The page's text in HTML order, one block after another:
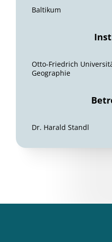
Baltikum
Otto-Friedrich
Geographie
Dr. Harald Standl